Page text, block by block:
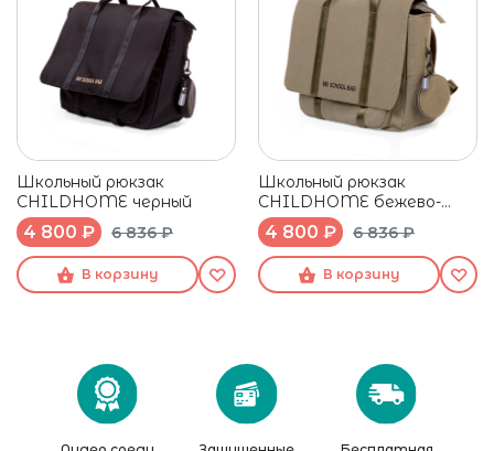
Школьный рюкзак
CHILDHOME черный
4 800 ₽ 6 836 ₽
В корзину
Школьный рюкзак
CHILDHOME бежево-
зеленый
4 800 ₽ 6 836 ₽
В корзину